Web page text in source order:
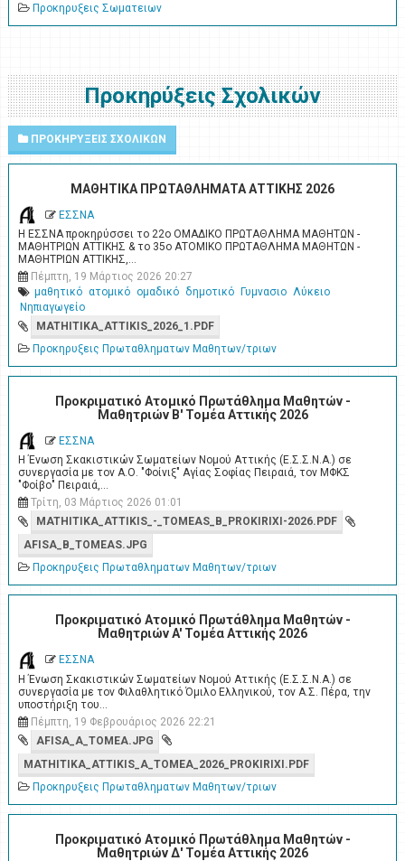
Προκηρυξεις Σωματειων
Προκηρύξεις Σχολικών
ΠΡΟΚΗΡΥΞΕΙΣ ΣΧΟΛΙΚΩΝ
ΜΑΘΗΤΙΚΑ ΠΡΩΤΑΘΛΗΜΑΤΑ ΑΤΤΙΚΗΣ 2026
ΕΣΣΝΑ
Η ΕΣΣΝΑ προκηρύσσει το 22ο ΟΜΑΔΙΚΟ ΠΡΩΤΑΘΛΗΜΑ ΜΑΘΗΤΩΝ -
ΜΑΘΗΤΡΙΩΝ ΑΤΤΙΚΗΣ & το 35ο ΑΤΟΜΙΚΟ ΠΡΩΤΑΘΛΗΜΑ ΜΑΘΗΤΩΝ -
ΜΑΘΗΤΡΙΩΝ ΑΤΤΙΚΗΣ,…
Πέμπτη, 19 Μάρτιος 2026 20:27
μαθητικό ατομικό ομαδικό δημοτικό Γυμνασιο Λύκειο
Νηπιαγωγείο
MATHITIKA_ATTIKIS_2026_1.PDF
Προκηρυξεις Πρωταθληματων Μαθητων/τριων
Προκριματικό Ατομικό Πρωτάθλημα Μαθητών -
Μαθητριών Β' Τομέα Αττικής 2026
ΕΣΣΝΑ
Η Ένωση Σκακιστικών Σωματείων Νομού Αττικής (Ε.Σ.Σ.Ν.Α.) σε
συνεργασία με τον Α.Ο. "Φοίνιξ" Αγίας Σοφίας Πειραιά, τον ΜΦΚΣ
"Φοίβο" Πειραιά,…
Τρίτη, 03 Μάρτιος 2026 01:01
MATHITIKA_ATTIKIS_-_TOMEAS_B_PROKIRIXI-2026.PDF
AFISA_B_TOMEAS.JPG
Προκηρυξεις Πρωταθληματων Μαθητων/τριων
Προκριματικό Ατομικό Πρωτάθλημα Μαθητών -
Μαθητριών A' Τομέα Αττικής 2026
ΕΣΣΝΑ
Η Ένωση Σκακιστικών Σωματείων Νομού Αττικής (Ε.Σ.Σ.Ν.Α.) σε
συνεργασία με τον Φιλαθλητικό Όμιλο Ελληνικού, τον Α.Σ. Πέρα, την
υποστήριξη του…
Πέμπτη, 19 Φεβρουάριος 2026 22:21
AFISA_A_TOMEA.JPG
MATHITIKA_ATTIKIS_A_TOMEA_2026_PROKIRIXI.PDF
Προκηρυξεις Πρωταθληματων Μαθητων/τριων
Προκριματικό Ατομικό Πρωτάθλημα Μαθητών -
Μαθητριών Δ' Τομέα Αττικής 2026